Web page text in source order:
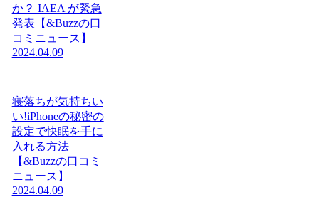
か？ IAEA が緊急
発表【&Buzzの口
コミニュース】
2024.04.09
寝落ちが気持ちい
い!iPhoneの秘密の
設定で快眠を手に
入れる方法
【&Buzzの口コミ
ニュース】
2024.04.09